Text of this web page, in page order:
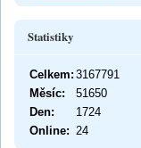
Statistiky
Online: 24
Celkem: 3167791
Měsíc:
51650
Den:
1724